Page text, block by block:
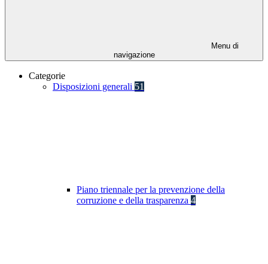
Menu di
navigazione
Categorie
Disposizioni generali 51
Piano triennale per la prevenzione della
corruzione e della trasparenza 4